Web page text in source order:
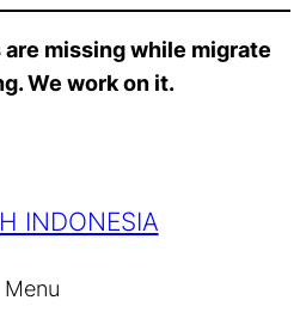
are missing while migrate
We work on it.
INDONESIA
Menu